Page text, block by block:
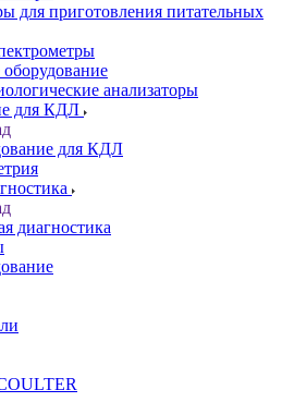
для приготовления питательных
анализаторы
для КДЛ
для КДЛ
диагностика